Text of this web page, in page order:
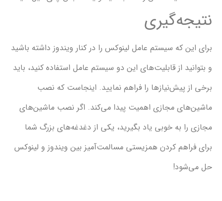
که سیستم عامل لینوکس را در کنار ویندوز داشته باشید
از قابلیت‌های این دو سیستم عامل استفاده کنید، باید
پیش‌نیازها را فراهم نمایید. اینجاست که نصب
مجازی اهمیت پیدا می‌کند. اگر نصب ماشین‌های
به خوبی یاد بگیرید، یکی از دغدغه‌های بزرگ شما
کردن همزیستی مسالمت‌آمیز بین ویندوز و لینوکس